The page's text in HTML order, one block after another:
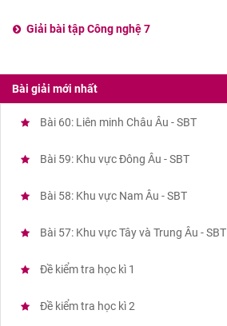
Giải bài tập Công nghệ 7
Bài giải mới nhất
Bài 60: Liên minh Châu Âu - SBT
Bài 59: Khu vực Đông Âu - SBT
Bài 58: Khu vực Nam Âu - SBT
Bài 57: Khu vực Tây và Trung Âu - SBT
Đề kiểm tra học kì 1
Đề kiểm tra học kì 2